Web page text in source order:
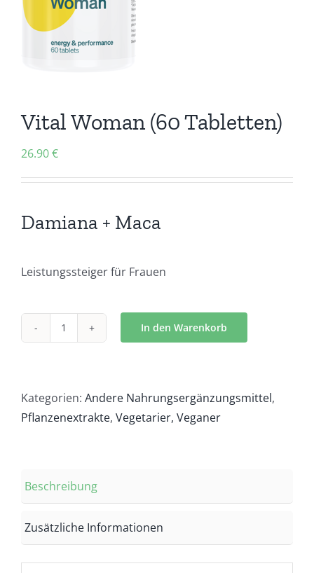
Vital Woman (60 Tabletten)
26.90€
Damiana + Maca
Leistungssteiger für Frauen
Vital
Tabletten)
Menge
In den Warenkorb
Kategorien: Andere Nahrungsergänzungsmittel,
Pflanzenextrakte, Vegetarier, Veganer
Beschreibung
Zusätzliche Informationen